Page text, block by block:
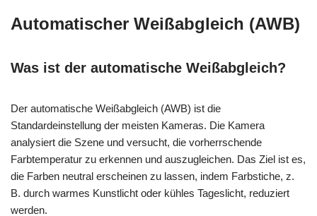
Automatischer Weißabgleich (AWB)
Was ist der automatische Weißabgleich?
Der automatische Weißabgleich (AWB) ist die
Standardeinstellung der meisten Kameras. Die Kamera
analysiert die Szene und versucht, die vorherrschende
Farbtemperatur zu erkennen und auszugleichen. Das Ziel ist es,
die Farben neutral erscheinen zu lassen, indem Farbstiche, z.
B. durch warmes Kunstlicht oder kühles Tageslicht, reduziert
werden.